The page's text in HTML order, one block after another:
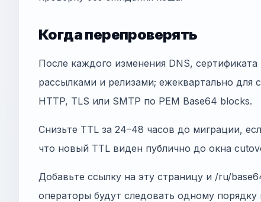
Когда перепроверять
После каждого изменения DNS,
рассылками и релизами; ежеквартально для
HTTP, TLS или SMTP по PEM Base64 blocks.
Снизьте TTL за 24–48 часов до миграции,
что новый TTL виден публично до окна
Добавьте ссылку на эту страницу и /ru/
операторы будут следовать одному порядку